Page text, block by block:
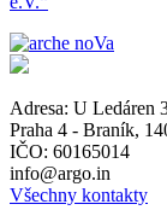
Adresa: U Ledáren
Praha 4 - Braník,
IČO: 60165014
info@argo.in
Všechny kontakty